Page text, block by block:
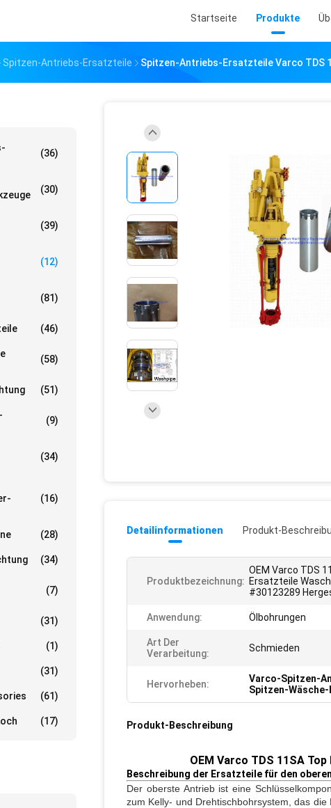
Startseite Produkte
Spitzen-Antriebs-Ersatzteile Spitzen-Antriebs-Ersatzteile Varco TDS
(36)
(30)
(39)
(12)
(81)
(46)
(58)
(51)
(9)
(34)
(16)
(28)
(34)
(7)
(31)
(1)
(31)
(61)
(17)
Detailinformationen Produkt-
Produktbezeichnung:
OEM Varco TDS
Ersatzteile
#30123289
Anwendung: Ölbohrungen
Art Der
Verarbeitung:
Schmieden
Hervorheben: Varco-Spitzen-
Spitzen-
Produkt-Beschreibung
OEM Varco TDS 11SA
Beschreibung der Ersatzteile für den
Der oberste Antrieb ist eine
zum Kelly- und Drehtischbohrsystem, das